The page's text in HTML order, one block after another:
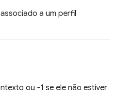
a um perfil
ou -1 se ele não estiver